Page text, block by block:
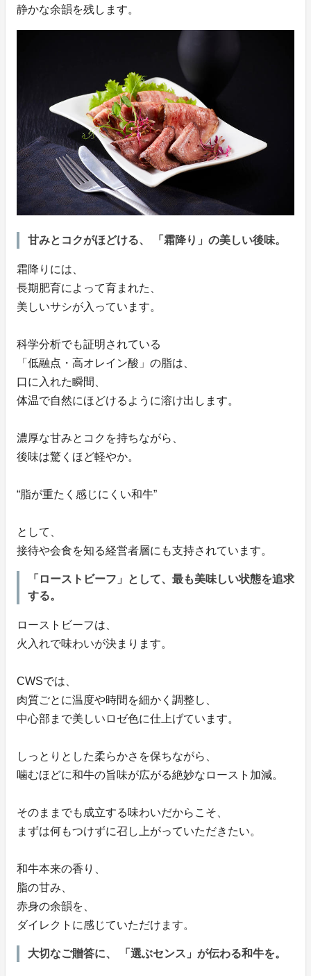
静かな余韻を残します。
甘みとコクがほどける、 「霜降り」の美しい後味。
霜降りには、
長期肥育によって育まれた、
美しいサシが入っています。
科学分析でも証明されている
「低融点・高オレイン酸」の脂は、
口に入れた瞬間、
体温で自然にほどけるように溶け出します。
濃厚な甘みとコクを持ちながら、
後味は驚くほど軽やか。
“脂が重たく感じにくい和牛”
として、
接待や会食を知る経営者層にも支持されています。
「ローストビーフ」として、最も美味しい状態を追求
する。
ローストビーフは、
火入れで味わいが決まります。
CWSでは、
肉質ごとに温度や時間を細かく調整し、
中心部まで美しいロゼ色に仕上げています。
しっとりとした柔らかさを保ちながら、
噛むほどに和牛の旨味が広がる絶妙なロースト加減。
そのままでも成立する味わいだからこそ、
まずは何もつけずに召し上がっていただきたい。
和牛本来の香り、
脂の甘み、
赤身の余韻を、
ダイレクトに感じていただけます。
大切なご贈答に、 「選ぶセンス」が伝わる和牛を。